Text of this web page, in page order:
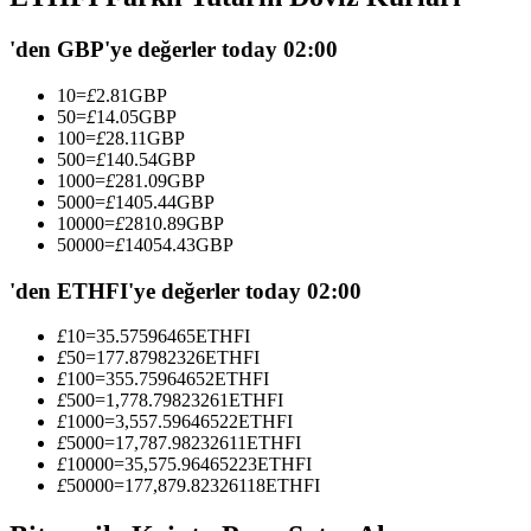
En iyi traderlarla güçlerinizi birleştirin
'den GBP'ye değerler today 02:00
10=£2.81GBP
50=£14.05GBP
100=£28.11GBP
500=£140.54GBP
1000=£281.09GBP
5000=£1405.44GBP
10000=£2810.89GBP
50000=£14054.43GBP
'den ETHFI'ye değerler today 02:00
£10=35.57596465ETHFI
£50=177.87982326ETHFI
£100=355.75964652ETHFI
£500=1,778.79823261ETHFI
£1000=3,557.59646522ETHFI
£5000=17,787.98232611ETHFI
£10000=35,575.96465223ETHFI
£50000=177,879.82326118ETHFI